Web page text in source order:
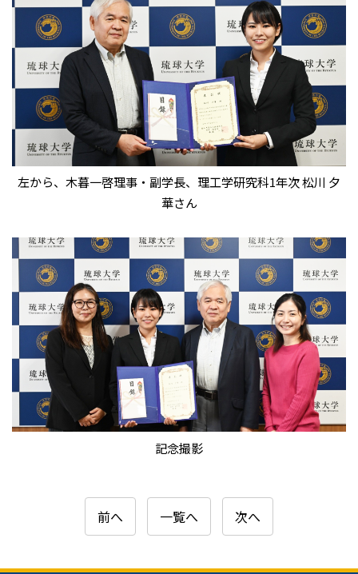
左から、木暮一啓理事・副学長、理工学研究科1年次 松川 夕
華さん
記念撮影
前へ 一覧へ 次へ